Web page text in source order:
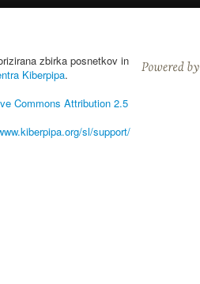
zbirka posnetkov in
Kiberpipa.
Commons Attribution 2.5
sl/support/